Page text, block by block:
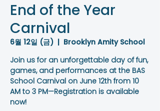
End of the Year
Carnival
6월 12일 (금)
  |
Brooklyn Amity School
Join us for an unforgettable day of fun,
games, and performances at the BAS
School Carnival on June 12th from 10
AM to 3 PM—Registration is available
now!